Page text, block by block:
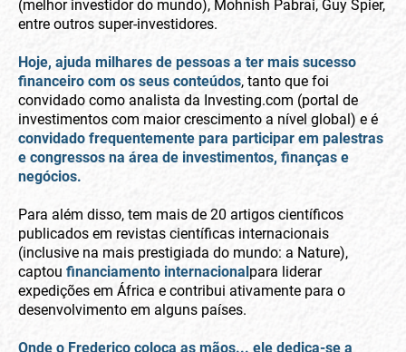
(melhor investidor do mundo), Mohnish Pabrai, Guy Spier,
entre outros super-investidores.
Hoje, ajuda milhares de pessoas a ter mais sucesso
financeiro com os seus conteúdos, tanto que foi
convidado como analista da Investing.com (portal de
investimentos com maior crescimento a nível global) e é
convidado frequentemente para participar em palestras
e congressos na área de investimentos, finanças e
negócios.
Para além disso, tem mais de 20 artigos científicos
publicados em revistas científicas internacionais
(inclusive na mais prestigiada do mundo: a Nature),
captou financiamento internacional para liderar
expedições em África e contribui ativamente para o
desenvolvimento em alguns países.
Onde o Frederico coloca as mãos... ele dedica-se a